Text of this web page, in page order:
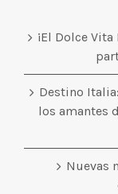
¡El Dolce
Destino
los amantes
Nuevas